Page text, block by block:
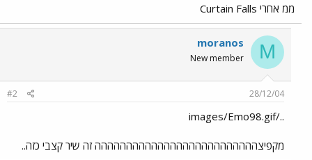
ממ אחרי Curtain Falls
M
moranos
New member
28/12/04
#2
../images/Emo98.gif
מקפיצהההההההההההההההההההההההההה זה שיר קצבי כזה..